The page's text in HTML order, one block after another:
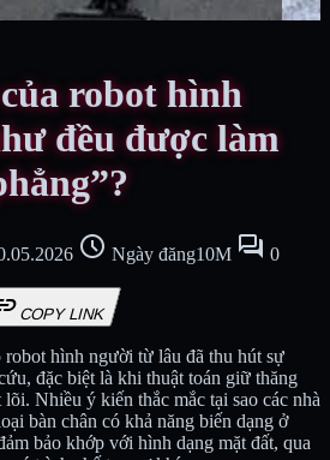
robot hình
đều được làm
schedule Ngày đăng10M forum 0
COPY LINK
robot hình người từ lâu đã thu hút sự
đặc biệt là khi thuật toán giữ thăng
Nhiều ý kiến thắc mắc tại sao các nhà
bàn chân có khả năng biến dạng ở
bảo khớp với hình dạng mặt đất, qua